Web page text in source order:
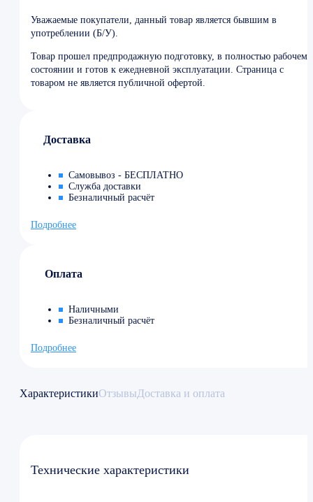
Уважаемые покупатели, данный товар является бывшим в
употреблении (Б/У).
Товар прошел предпродажную подготовку, в полностью рабочем
состоянии и готов к ежедневной эксплуатации. Страница с
товаром не является публичной офертой.
Доставка
Самовывоз - БЕСПЛАТНО
Служба доставки
Безналичный расчёт
Подробнее
Оплата
Наличными
Безналичный расчёт
Подробнее
ХарактеристикиОтзывыДоставка и оплата
Технические характеристики